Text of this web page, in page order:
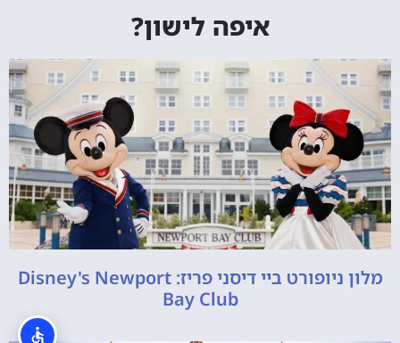
איפה לישון?
מלון ניופורט ביי דיסני פריז: Disney's Newport
Bay Club